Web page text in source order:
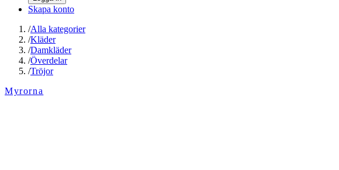
Skapa konto
/Alla kategorier
/Kläder
/Damkläder
/Överdelar
/Tröjor
Myrorna